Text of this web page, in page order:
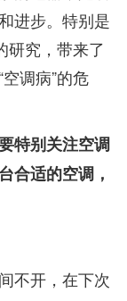
进步。特别是
研究，带来了
调病”的危
特别关注空调
合适的空调，
不开，在下次